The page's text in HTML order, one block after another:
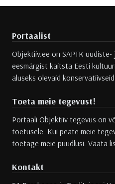
Portaalist
Objektiiv.ee on SAPTK
eesmärgist kaitsta Eesti
aluseks olevaid
Toeta meie tegevust!
Portaali Objektiiv tegevus on
toetusele. Kui peate meie
toetage meie püüdlusi. Vaata
Kontakt